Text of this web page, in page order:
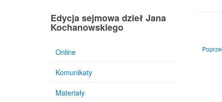
Edycja sejmowa dzieł Jana
Kochanowskiego
Online
Komunikaty
Materiały